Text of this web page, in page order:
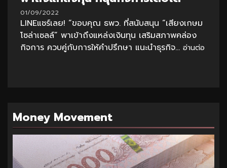
01/09/2022
LINEแชร์เลย! “ขอบคุณ ธพว. ที่สนับสนุน “เสียงเกษม
โซล่าเซลล์” พาเข้าถึงแหล่งเงินทุน เสริมสภาพคล่อง
กิจการ ควบคู่กับการให้คำปรึกษา แนะนำธุรกิจ... อ่านต่อ
Money Movement